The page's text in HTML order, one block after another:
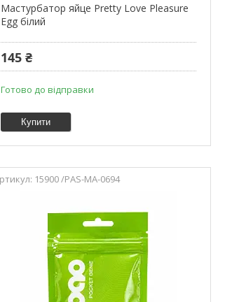
Мастурбатор яйце Pretty Love Pleasure
Egg білий
145 ₴
Готово до відправки
Купити
15900 /PAS-MA-0694